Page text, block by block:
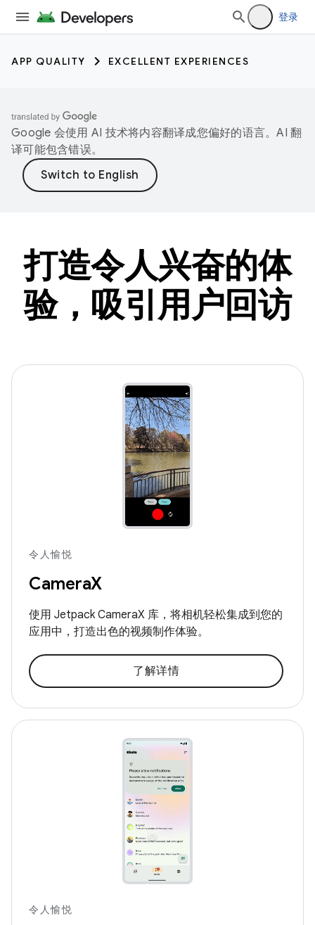
登录
APP QUALITY EXCELLENT EXPERIENCES
Google 会使用 AI 技术将内容翻译成您偏好的语言。AI 翻
译可能包含错误。
打造令人兴奋的体
验，吸引用户回访
令人愉悦
CameraX
使用 Jetpack CameraX 库，将相机轻松集成到您的
应用中，打造出色的视频制作体验。
了解详情
令人愉悦